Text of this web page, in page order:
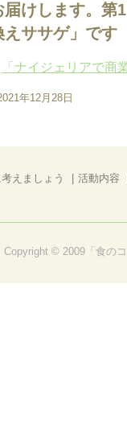
届けします。第
えササゲ」です
「ナイジェリアで商
年12月28日
えましょう 活動内容
Copyright © 2009「食の